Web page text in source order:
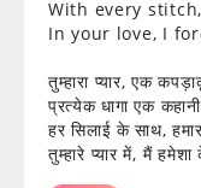
With every
In your love, I
तुम्हारा प्यार, एक
प्रत्येक धागा एक
हर सिलाई के साथ,
तुम्हारे प्यार में, मैं